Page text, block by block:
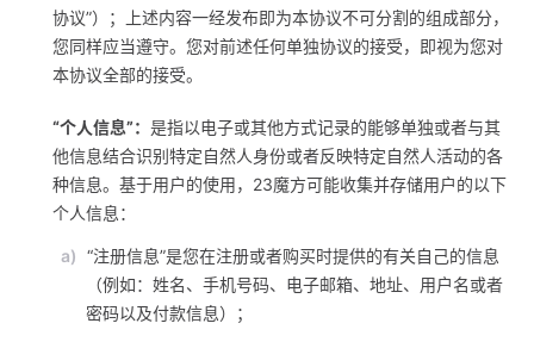
协议”）；上述内容一经发布即为本协议不可分割的组成部分，
您同样应当遵守。您对前述任何单独协议的接受，即视为您对
本协议全部的接受。
“个人信息”： 是指以电子或其他方式记录的能够单独或者与其
他信息结合识别特定自然人身份或者反映特定自然人活动的各
种信息。基于用户的使用，23魔方可能收集并存储用户的以下
个人信息：
a) “注册信息”是您在注册或者购买时提供的有关自己的信息
（例如：姓名、手机号码、电子邮箱、地址、用户名或者
密码以及付款信息）；